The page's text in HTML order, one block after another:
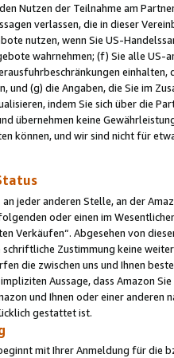
Nutzen der Teilnahme am
verlassen, die in dieser
nutzen, wenn Sie US-
wahrnehmen; (f) Sie alle
und (g) die Angaben, die Sie im
indem Sie sich über die
übernehmen keine
können, und wir sind nicht für
an jeder anderen Stelle, an der
oder einen im
Verkäufen“. Abgesehen von
Zustimmung keine
die zwischen uns und Ihnen
Aussage, dass Amazon
und Ihnen oder einer
gestattet ist.
mit Ihrer Anmeldung für die